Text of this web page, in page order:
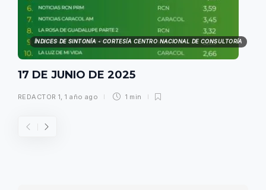
ÍNDICES DE SINTONÍA - CORTESÍA CENTRO NACIONAL DE CONSULTORÍA
17 DE JUNIO DE 2025
REDACTOR 1,1 año ago 1 min